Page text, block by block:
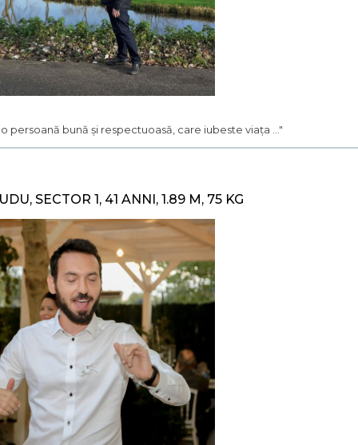
o persoană bună și respectuoasă, care iubeste viața ..."
SECTOR 1, 41 ANNI, 1.89 M, 75 KG